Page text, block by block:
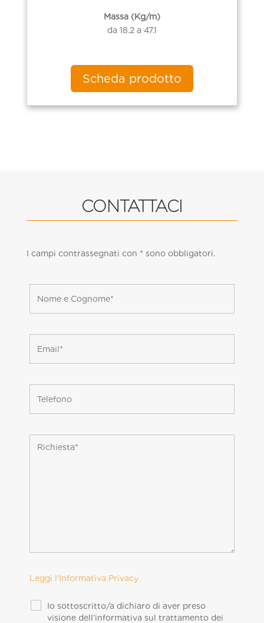
Massa (Kg/m)
da 18.2 a 47.1
Scheda prodotto
CONTATTACI
I campi contrassegnati con * sono obbligatori.
Leggi l'Informativa Privacy
Io sottoscritto/a dichiaro di aver preso
visione dell’informativa sul trattamento dei